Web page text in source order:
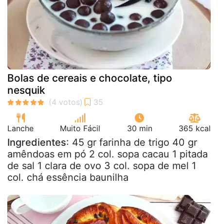
Bolas de cereais e chocolate, tipo
nesquik
Lanche Muito Fácil 30 min 365 kcal
Ingredientes: 45 gr farinha de trigo 40 gr
amêndoas em pó 2 col. sopa cacau 1 pitada
de sal 1 clara de ovo 3 col. sopa de mel 1
col. chá essência baunilha